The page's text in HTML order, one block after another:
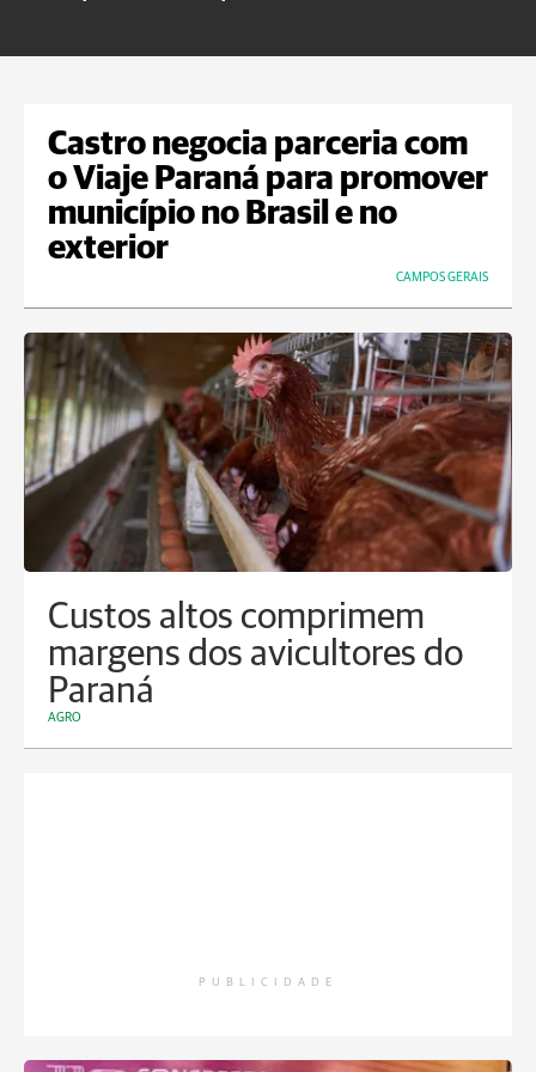
Castro negocia parceria com
o Viaje Paraná para promover
município no Brasil e no
exterior
CAMPOS GERAIS
Custos altos comprimem
margens dos avicultores do
Paraná
AGRO
PUBLICIDADE